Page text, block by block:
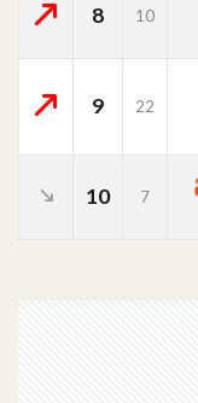
8 10
9
22
10
7